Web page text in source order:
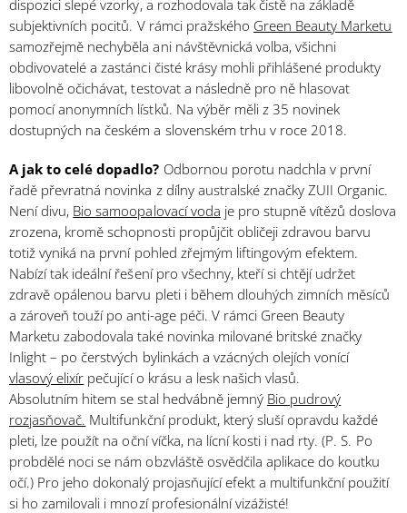
dispozici slepé vzorky, a rozhodovala tak čistě na základě
subjektivních pocitů. V rámci pražského Green Beauty Marketu
samozřejmě nechyběla ani návštěvnická volba, všichni
obdivovatelé a zastánci čisté krásy mohli přihlášené produkty
libovolně očichávat, testovat a následně pro ně hlasovat
pomocí anonymních lístků. Na výběr měli z 35 novinek
dostupných na českém a slovenském trhu v roce 2018.
A jak to celé dopadlo? Odbornou porotu nadchla v první
řadě převratná novinka z dílny australské značky ZUII Organic.
Není divu, Bio samoopalovací voda je pro stupně vítězů doslova
zrozena, kromě schopnosti propůjčit obličeji zdravou barvu
totiž vyniká na první pohled zřejmým liftingovým efektem.
Nabízí tak ideální řešení pro všechny, kteří si chtějí udržet
zdravě opálenou barvu pleti i během dlouhých zimních měsíců
a zároveň touží po anti-age péči. V rámci Green Beauty
Marketu zabodovala také novinka milované britské značky
Inlight – po čerstvých bylinkách a vzácných olejích vonící
vlasový elixír pečující o krásu a lesk našich vlasů.
Absolutním hitem se stal hedvábně jemný Bio pudrový
rozjasňovač. Multifunkční produkt, který sluší opravdu každé
pleti, lze použít na oční víčka, na lícní kosti i nad rty. (P. S. Po
probdělé noci se nám obzvláště osvědčila aplikace do koutku
očí.) Pro jeho dokonalý projasňující efekt a multifunkční použití
si ho zamilovali i mnozí profesionální vizážisté!